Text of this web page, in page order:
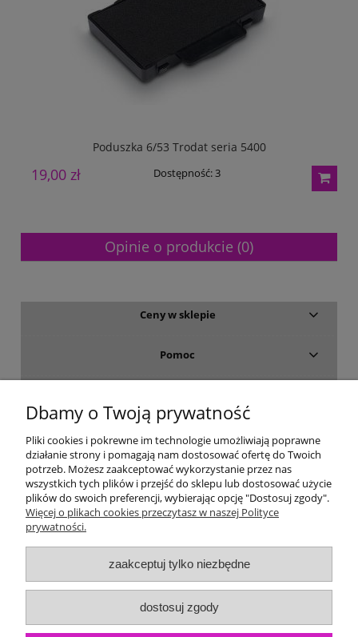
Poduszka 6/53 Trodat seria 5400
19,00 zł Dostępność:3
Opinie o produkcie (0)
Ceny w sklepie
Pomoc
Moje konto
Gwarancja i zwroty
O firmie
Dbamy o Twoją prywatność
Pliki cookies i pokrewne im technologie umożliwiają poprawne
działanie strony i pomagają nam dostosować ofertę do Twoich
potrzeb. Możesz zaakceptować wykorzystanie przez nas
wszystkich tych plików i przejść do sklepu lub dostosować użycie
plików do swoich preferencji, wybierając opcję "Dostosuj zgody".
Więcej o plikach cookies przeczytasz w naszej Polityce
prywatności.
zaakceptuj tylko niezbędne
dostosuj zgody